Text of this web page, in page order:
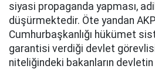
siyasi propaganda yapması,
düşürmektedir. Öte yandan
Cumhurbaşkanlığı hükümet
garantisi verdiği devlet
niteliğindeki bakanların devletin